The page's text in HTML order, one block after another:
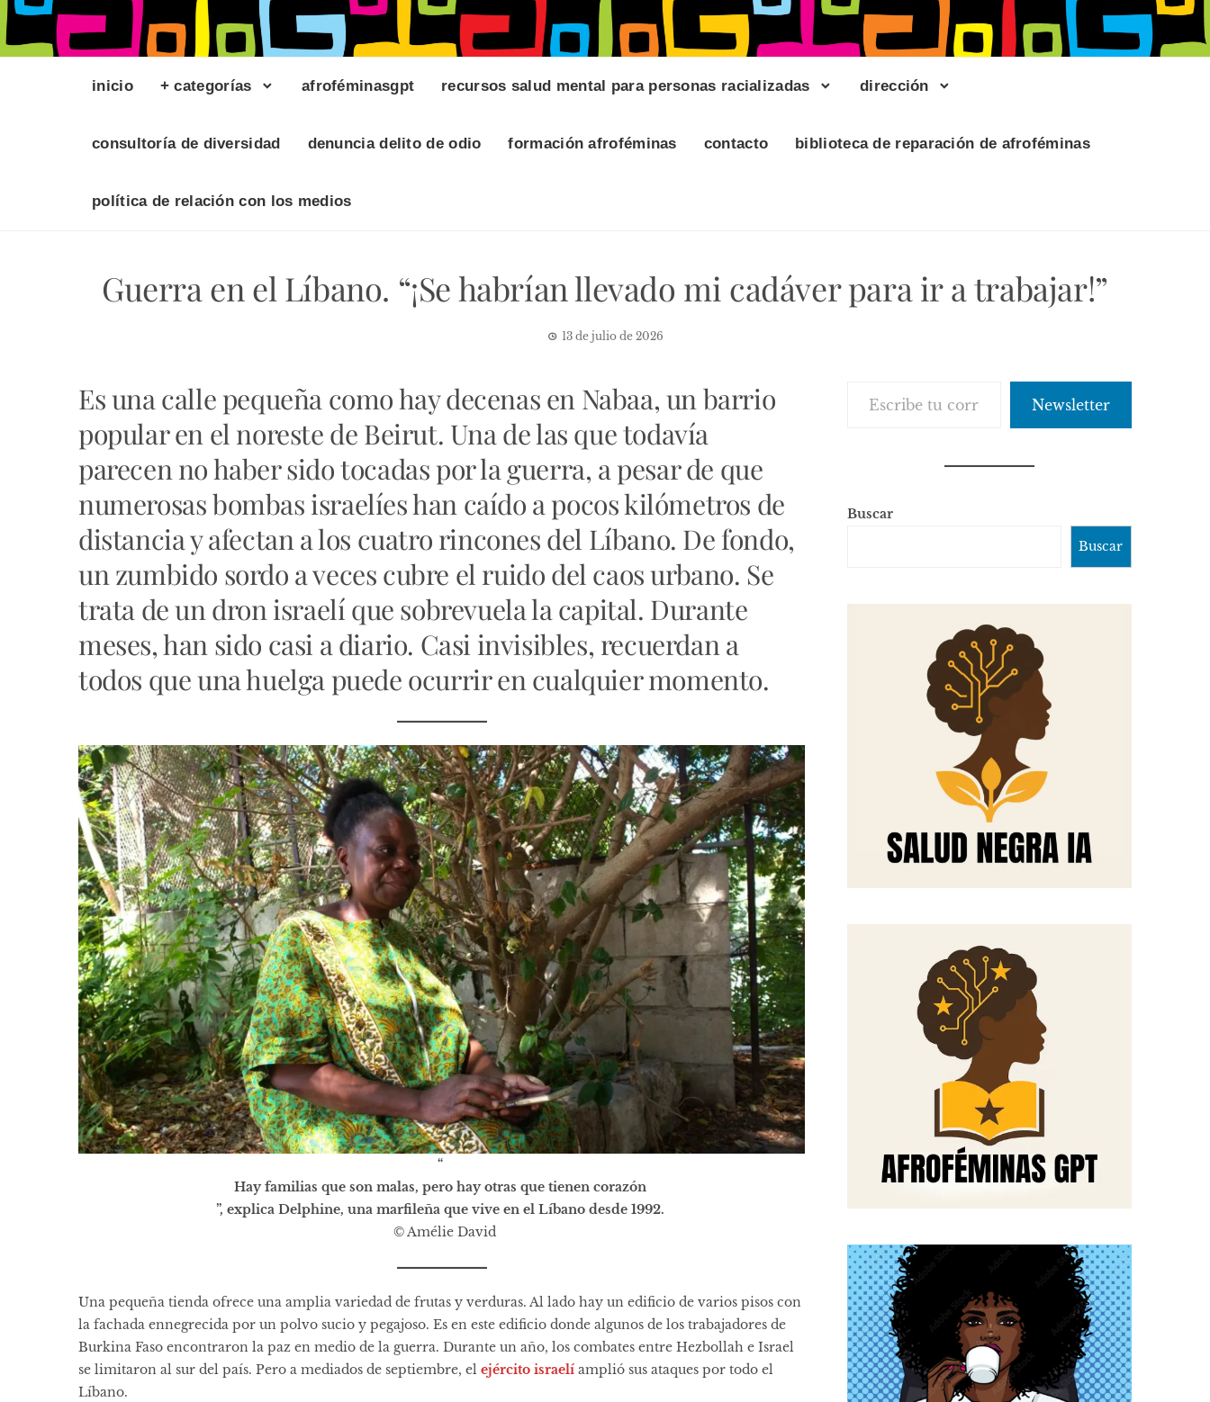
inicio + categorías afroféminasgpt recursos salud mental para personas racializadas dirección
consultoría de diversidad denuncia delito de odio formación afroféminas contacto biblioteca de reparación de afroféminas
política de relación con los medios
Guerra en el Líbano. “¡Se habrían llevado mi cadáver para ir a trabajar!”
13 de julio de 2026
Es una calle pequeña como hay decenas en Nabaa, un barrio
popular en el noreste de Beirut. Una de las que todavía
parecen no haber sido tocadas por la guerra, a pesar de que
numerosas bombas israelíes han caído a pocos kilómetros de
distancia y afectan a los cuatro rincones del Líbano. De fondo,
un zumbido sordo a veces cubre el ruido del caos urbano. Se
trata de un dron israelí que sobrevuela la capital. Durante
meses, han sido casi a diario. Casi invisibles, recuerdan a
todos que una huelga puede ocurrir en cualquier momento.
“
Hay familias que son malas, pero hay otras que tienen corazón
”, explica Delphine, una marfileña que vive en el Líbano desde 1992.
© Amélie David
Una pequeña tienda ofrece una amplia variedad de frutas y verduras. Al lado hay un edificio de varios pisos con
la fachada ennegrecida por un polvo sucio y pegajoso. Es en este edificio donde algunos de los trabajadores de
Burkina Faso encontraron la paz en medio de la guerra. Durante un año, los combates entre Hezbollah e Israel
se limitaron al sur del país. Pero a mediados de septiembre, el ejército israelí amplió sus ataques por todo el
Líbano.
Newsletter
Buscar
Buscar